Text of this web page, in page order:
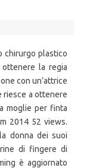
chirurgo plastico
la regia
con un’attrice
riesce a ottenere
moglie per finta
2014 52 views.
donna dei suoi
di fingere di
è aggiornato